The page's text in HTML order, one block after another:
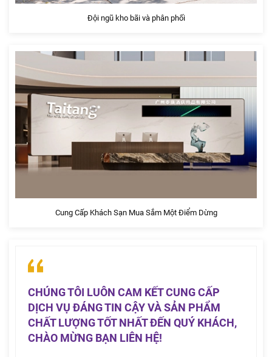
Đội ngũ kho bãi và phân phối
Cung Cấp Khách Sạn Mua Sắm Một Điểm Dừng
CHÚNG TÔI LUÔN CAM KẾT CUNG CẤP
DỊCH VỤ ĐÁNG TIN CẬY VÀ SẢN PHẨM
CHẤT LƯỢNG TỐT NHẤT ĐẾN QUÝ KHÁCH,
CHÀO MỪNG BẠN LIÊN HỆ!